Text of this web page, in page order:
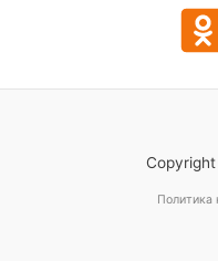
Политика